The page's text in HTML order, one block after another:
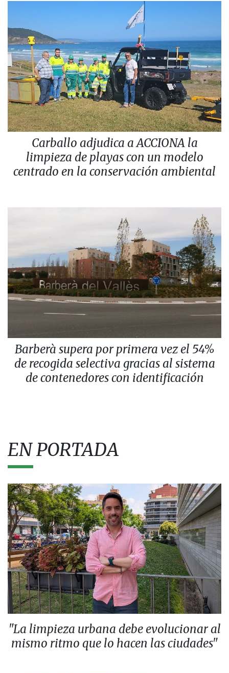
Carballo adjudica a ACCIONA la
limpieza de playas con un modelo
centrado en la conservación ambiental
Barberà supera por primera vez el 54%
de recogida selectiva gracias al sistema
de contenedores con identificación
EN PORTADA
"La limpieza urbana debe evolucionar al
mismo ritmo que lo hacen las ciudades"